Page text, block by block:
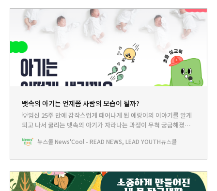
뱃속의 아기는 언제쯤 사람의 모습이 될까?
💡임신 25주 만에 갑작스럽게 태어나게 된 예랑이의 이야기를 알게
되고 나서 쿨리는 뱃속의 아기가 자라나는 과정이 무척 궁금해졌어.
세상에 적응할 만큼 성장해 있는 걸까? 궁금한 게 너무 많아. 뉴쌤께
뉴스쿨 News'Cool - READ NEWS, LEAD YOUTH뉴스쿨